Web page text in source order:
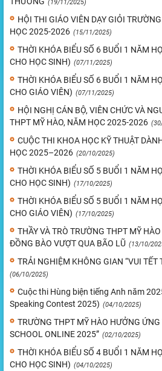
(19/11/2025)
HỘI THI GIÁO VIÊN DẠY GIỎI
HỌC 2025-2026 (15/11/2025)
THỜI KHÓA BIỂU SỐ 6 BUỔI 1 NĂM
CHO HỌC SINH) (07/11/2025)
THỜI KHÓA BIỂU SỐ 6 BUỔI 1 NĂM
CHO GIÁO VIÊN) (07/11/2025)
HỘI NGHỊ CÁN BỘ, VIÊN CHỨC VÀ
THPT MỸ HÀO, NĂM HỌC 2025-2026
CUỘC THI KHOA HỌC KỸ THUẬT
HỌC 2025–2026 (20/10/2025)
THỜI KHÓA BIỂU SỐ 5 BUỔI 1 NĂM
CHO HỌC SINH) (17/10/2025)
THỜI KHÓA BIỂU SỐ 5 BUỔI 1 NĂM
CHO GIÁO VIÊN) (17/10/2025)
THẦY VÀ TRÒ TRƯỜNG THPT MỸ
ĐỒNG BÀO VƯỢT QUA BÃO LŨ (13/10/
TRẢI NGHIỆM KHÔNG GIAN “VUI TẾT
(06/10/2025)
Cuộc thi Hùng biện tiếng Anh năm
Speaking Contest 2025) (04/10/2025)
TRƯỜNG THPT MỸ HÀO HƯỞNG ỨNG
SCHOOL ONLINE 2025” (02/10/2025)
THỜI KHÓA BIỂU SỐ 4 BUỔI 1 NĂM
CHO HỌC SINH) (04/10/2025)